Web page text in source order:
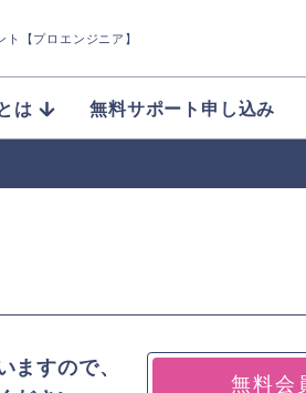
ト【プロエンジニア】
は 無料サポート申し込み
すので、
無料会